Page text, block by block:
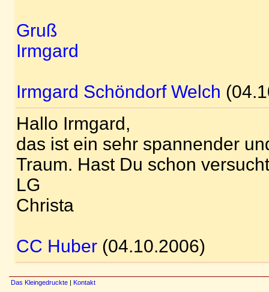
Gruß
Irmgard
Irmgard Schöndorf Welch
Hallo Irmgard,
das ist ein sehr spannender
Traum. Hast Du schon
LG
Christa
CC Huber (04.10.2006)
Das Kleingedruckte | Kontakt